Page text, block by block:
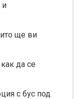
и
ще ви
да се
с бус под